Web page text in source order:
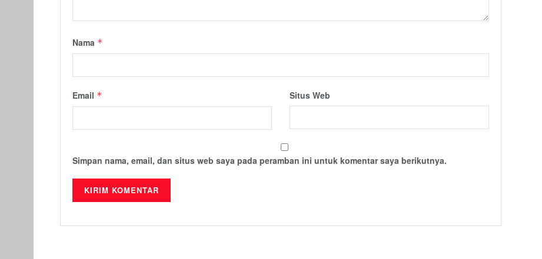
Nama *
Email * Situs Web
Simpan nama, email, dan situs web saya pada peramban ini untuk komentar saya berikutnya.